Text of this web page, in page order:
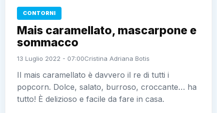
CONTORNI
Mais caramellato, mascarpone e
sommacco
13 Luglio 2022 - 07:00Cristina Adriana Botis
Il mais caramellato è davvero il re di tutti i
popcorn. Dolce, salato, burroso, croccante… ha
tutto! È delizioso e facile da fare in casa.